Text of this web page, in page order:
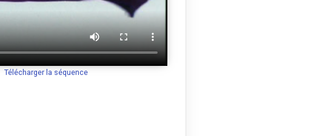
Télécharger la séquence